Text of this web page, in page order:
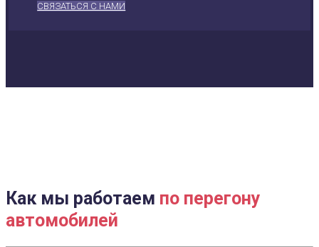
СВЯЗАТЬСЯ С НАМИ
Как мы работаем по перегону
автомобилей